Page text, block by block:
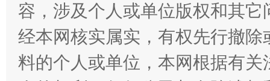
容，涉及个人或单位版权和其它
经本网核实属实，有权先行撤
料的个人或单位，本网根据有